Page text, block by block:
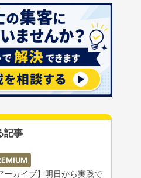
記事
ーカイブ】明日から実践で